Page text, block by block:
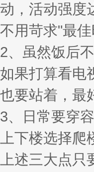
动，活动强度
不用苛求"最
2、虽然饭后
如果打算看电
也要站着，最
3、日常要穿
上下楼选择爬
上述三大点